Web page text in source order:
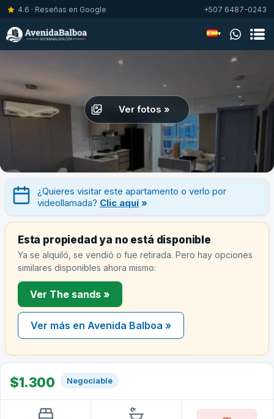
4.6 · Reseñas en Google +507 6487-0243
▾
Ver fotos »
¿Quieres visitar este apartamento o verlo por
videollamada? Clic aquí »
Esta propiedad ya no está disponible
Ya se alquiló, se vendió o fue retirada. Pero hay opciones
similares disponibles ahora mismo:
Ver The sands »
Ver más en Avenida Balboa »
$1.300 Negociable